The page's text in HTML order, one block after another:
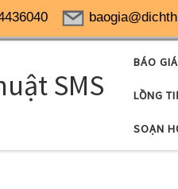
SMS
BÁO GIÁ
LỒNG
SOẠN